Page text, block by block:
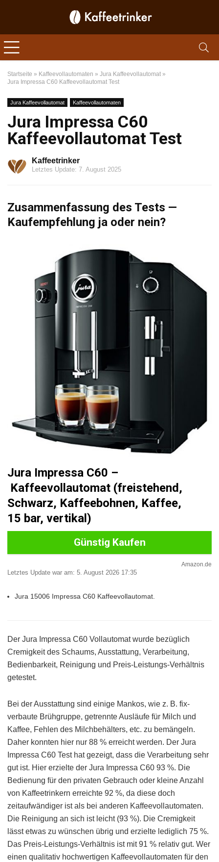
Startseite » Kaffeevollautomaten » Jura Kaffeevollautomat »
Jura Impressa C60 Kaffeevollautomat Test
Jura Kaffeevollautomat Kaffeevollautomaten
Jura Impressa C60
Kaffeevollautomat Test
Kaffeetrinker
Letztes Update: 7. August 2025
Zusammenfassung des Tests —
Kaufempfehlung ja oder nein?
Jura Impressa C60 –
Kaffeevollautomat (freistehend,
Schwarz, Kaffeebohnen, Kaffee,
15 bar, vertikal)
Günstig Kaufen
Amazon.de
Letztes Update war am: 5. August 2026 17:35
Jura 15006 Impressa C60 Kaffeevollautomat.
Der Jura Impressa C60 Vollautomat wurde bezüglich
Cremigkeit des Schaums, Ausstattung, Verarbeitung,
Bedienbarkeit, Reinigung und Preis-Leistungs-Verhältnis
getestet.
Bei der Ausstattung sind einige Mankos, wie z. B. fix-
verbaute Brühgruppe, getrennte Ausläufe für Milch und
Kaffee, Fehlen des Milchbehälters, etc. zu bemängeln.
Daher konnten hier nur 88 % erreicht werden. Der Jura
Impressa C60 Test hat gezeigt, dass die Verarbeitung sehr
gut ist. Hier erzielte der Jura Impressa C60 93 %. Die
Bedienung für den privaten Gebrauch oder kleine Anzahl
von Kaffeetrinkern erreichte 92 %, da diese doch
zeitaufwändiger ist als bei anderen Kaffeevollautomaten.
Die Reinigung an sich ist leicht (93 %). Die Cremigkeit
lässt etwas zu wünschen übrig und erzielte lediglich 75 %.
Das Preis-Leistungs-Verhältnis ist mit 91 % relativ gut. Wer
einen qualitativ hochwertigen Kaffeevollautomaten für den